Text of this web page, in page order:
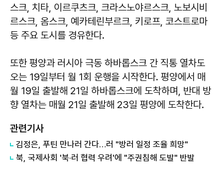
스크, 치타, 이르쿠츠크, 크라스노야르스크, 노보시비
르스크, 옴스크, 예카테린부르크, 키로프, 코스트로마
등 주요 도시를 경유한다.
또한 평양과 러시아 극동 하바롭스크 간 직통 열차도
오는 19일부터 월 1회 운행을 시작한다. 평양에서 매
월 19일 출발해 21일 하바롭스크에 도착하며, 반대 방
향 열차는 매월 21일 출발해 23일 평양에 도착한다.
관련기사
김정은, 푸틴 만나러 간다…러 "방러 일정 조율 희망"
북, 국제사회 '북·러 협력 우려'에 "주권침해 도발" 반발